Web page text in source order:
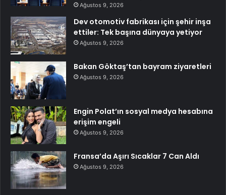
Ağustos 9, 2026
Dev otomotiv fabrikası için şehir inşa
ettiler: Tek başına dünyaya yetiyor
Ağustos 9, 2026
Bakan Göktaş’tan bayram ziyaretleri
Ağustos 9, 2026
Engin Polat’ın sosyal medya hesabına
erişim engeli
Ağustos 9, 2026
Fransa’da Aşırı Sıcaklar 7 Can Aldı
Ağustos 9, 2026